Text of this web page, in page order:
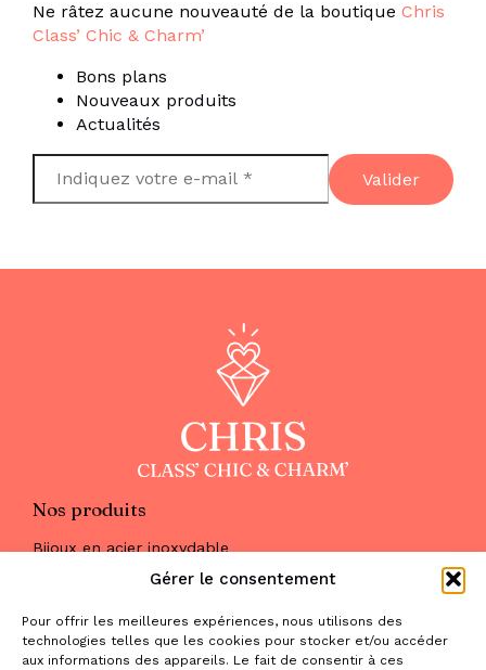
Gérer le consentement
Pour offrir les meilleures expériences, nous utilisons des
technologies telles que les cookies pour stocker et/ou accéder
aux informations des appareils. Le fait de consentir à ces
Ne râtez aucune nouveauté de la boutique Chris
Class’ Chic & Charm’
Bons plans
Nouveaux produits
Actualités
Nos produits
Bijoux en acier inoxydable
Maquillage
Parfums
Nous trouver